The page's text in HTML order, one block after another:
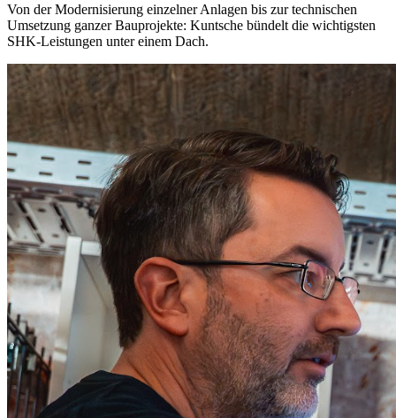
Von der Modernisierung einzelner Anlagen bis zur technischen
Umsetzung ganzer Bauprojekte: Kuntsche bündelt die wichtigsten
SHK-Leistungen unter einem Dach.